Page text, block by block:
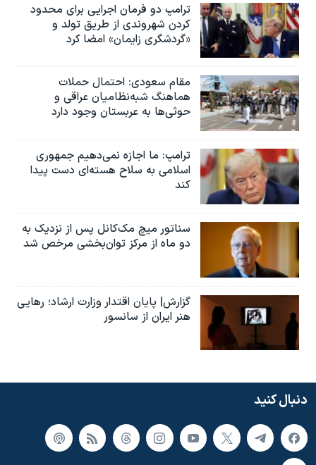
ترامپ دو فرمان اجرایی برای محدود
کردن شهروندی از طریق تولد و
«گردشگری زایمان» امضا کرد
مقام سعودی: احتمال حملات
هماهنگ شبه‌نظامیان عراقی و
حوثی‌ها به عربستان وجود دارد
ترامپ: ما اجازه نمی‌دهیم جمهوری
اسلامی به سلاح هسته‌ای دست پیدا
کند
سناتور میچ مک‌کانل پس از نزدیک به
دو ماه از مرکز توان‌بخشی مرخص شد
گزارش| پایان اقتدار وزارت ارشاد؛ رهایی
هنر ایران از سانسور
دنبال کنید